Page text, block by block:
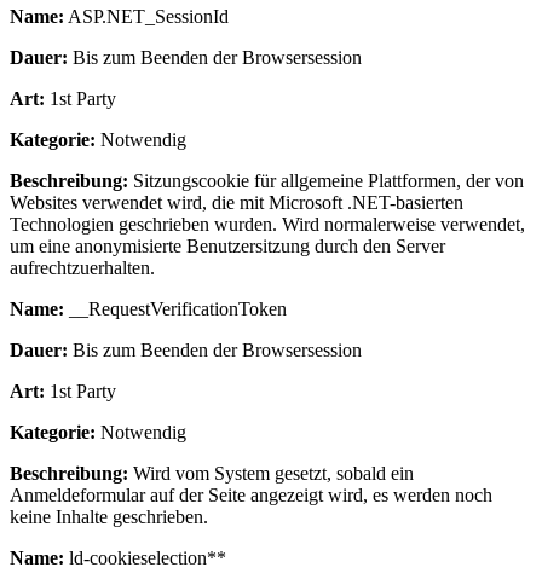
Name: ASP.NET_SessionId
Dauer: Bis zum Beenden der Browsersession
Art: 1st Party
Kategorie: Notwendig
Beschreibung: Sitzungscookie für allgemeine Plattformen, der von
Websites verwendet wird, die mit Microsoft .NET-basierten
Technologien geschrieben wurden. Wird normalerweise verwendet,
um eine anonymisierte Benutzersitzung durch den Server
aufrechtzuerhalten.
Name: __RequestVerificationToken
Dauer: Bis zum Beenden der Browsersession
Art: 1st Party
Kategorie: Notwendig
Beschreibung: Wird vom System gesetzt, sobald ein
Anmeldeformular auf der Seite angezeigt wird, es werden noch
keine Inhalte geschrieben.
Name: ld-cookieselection**